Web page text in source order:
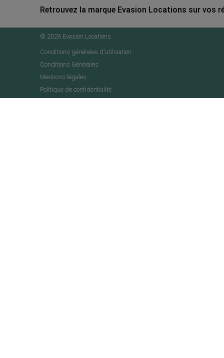
Retrouvez la marque Evasion Locations sur vos
© 2026 Evasion Locations
Conditions générales d'utilisation
Conditions Générales
Mentions légales
Politique de confidentialité